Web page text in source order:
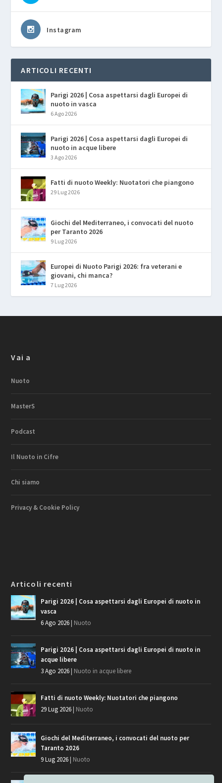
Instagram
ARTICOLI RECENTI
Parigi 2026 | Cosa aspettarsi dagli Europei di
nuoto in vasca
6 Ago 2026
Parigi 2026 | Cosa aspettarsi dagli Europei di
nuoto in acque libere
3 Ago 2026
Fatti di nuoto Weekly: Nuotatori che piangono
29 Lug 2026
Giochi del Mediterraneo, i convocati del nuoto
per Taranto 2026
9 Lug 2026
Europei di Nuoto Parigi 2026: fra veterani e
giovani, chi manca?
7 Lug 2026
Vai a
Nuoto
MasterS
Podcast
Il Nuoto in Cifre
Chi siamo
Privacy & Cookie Policy
Articoli recenti
Parigi 2026 | Cosa aspettarsi dagli Europei di nuoto in
vasca
6 Ago 2026| Nuoto
Parigi 2026 | Cosa aspettarsi dagli Europei di nuoto in
acque libere
3 Ago 2026| Nuoto in acque libere
Fatti di nuoto Weekly: Nuotatori che piangono
29 Lug 2026| Nuoto
Giochi del Mediterraneo, i convocati del nuoto per
Taranto 2026
9 Lug 2026| Nuoto